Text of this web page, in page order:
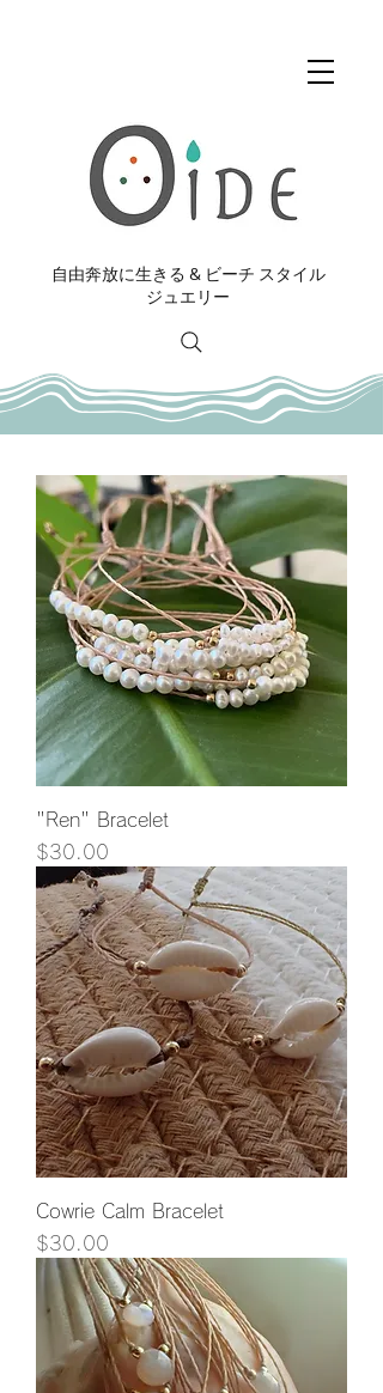
自由奔放に生きる & ビーチ スタイル
ジュエリー
"Ren" Bracelet
価格
$30.00
Cowrie Calm Bracelet
価格
$30.00